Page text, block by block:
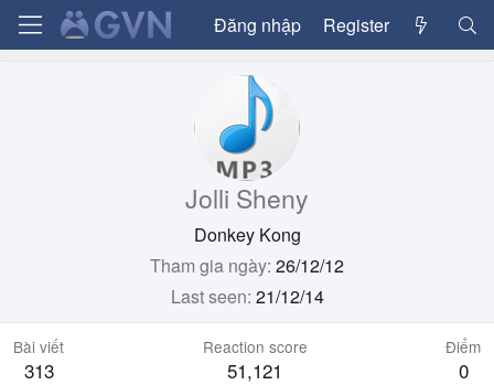
Đăng nhập Register
Jolli Sheny
Donkey Kong
Tham gia ngày 26/12/12
Last seen 21/12/14
Bài viết
313
Reaction score
51,121
Điểm
0